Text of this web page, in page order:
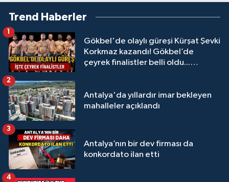
Trend Haberler
Gökbel'de olaylı güreşi Kürşat Şevki
Korkmaz kazandı! Gökbel’de
çeyrek finalistler belli oldu...
1
Antalya'da yıllardır imar bekleyen
mahalleler açıklandı
2
Antalya’nın bir dev firması da
konkordato ilan etti
3
4